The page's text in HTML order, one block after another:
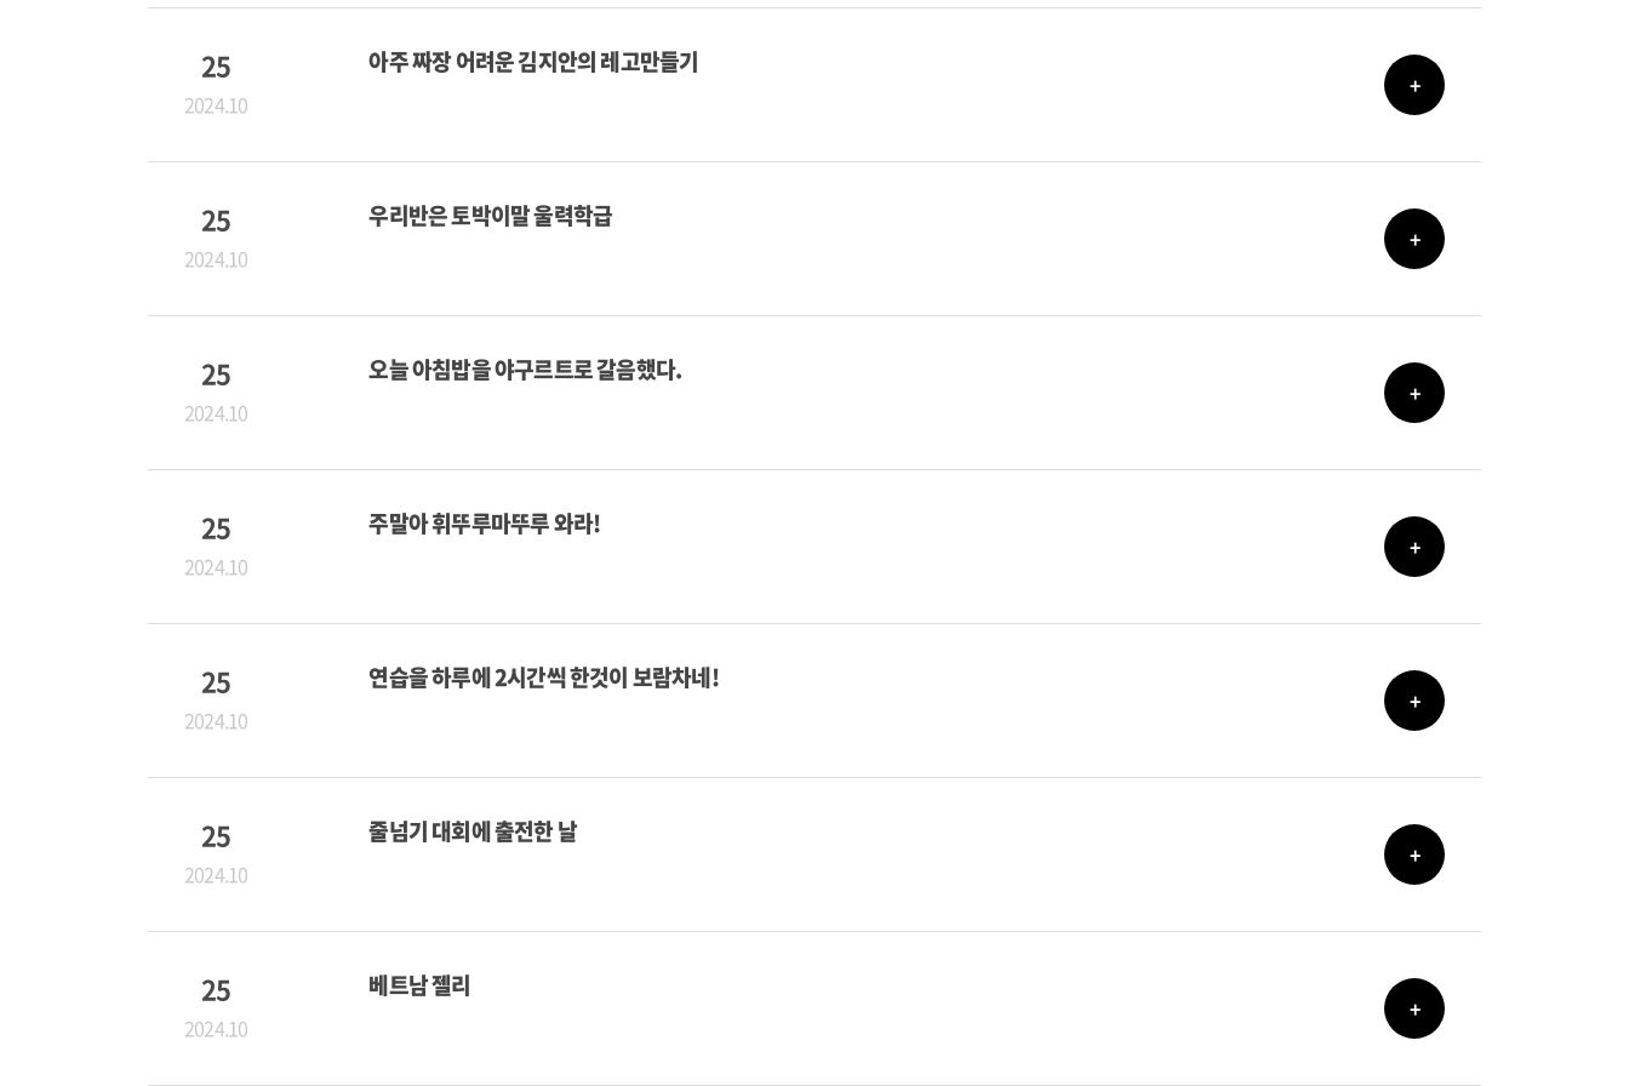
25
2024.10
아주 짜장 어려운 김지안의 레고만들기
+
25
2024.10
우리반은 토박이말 울력학급
+
25
2024.10
오늘 아침밥을 야구르트로 갈음했다.
+
25
2024.10
주말아 휘뚜루마뚜루 와라!
+
25
2024.10
연습을 하루에 2시간씩 한것이 보람차네!
+
25
2024.10
줄넘기 대회에 출전한 날
+
25
2024.10
베트남 젤리
+